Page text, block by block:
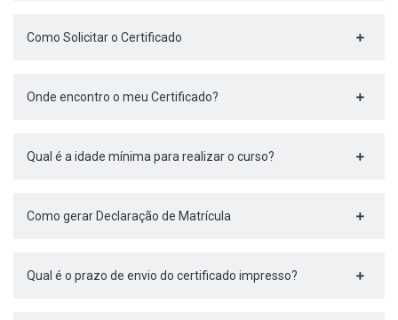
Como Solicitar o Certificado
Onde encontro o meu Certificado?
Qual é a idade mínima para realizar o curso?
Como gerar Declaração de Matrícula
Qual é o prazo de envio do certificado impresso?